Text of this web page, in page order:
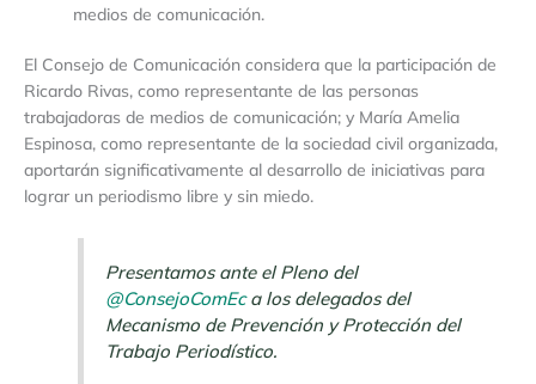
medios de comunicación.
El Consejo de Comunicación considera que la participación de
Ricardo Rivas, como representante de las personas
trabajadoras de medios de comunicación; y María Amelia
Espinosa, como representante de la sociedad civil organizada,
aportarán significativamente al desarrollo de iniciativas para
lograr un periodismo libre y sin miedo.
Presentamos ante el Pleno del
@ConsejoComEca los delegados del
Mecanismo de Prevención y Protección del
Trabajo Periodístico.